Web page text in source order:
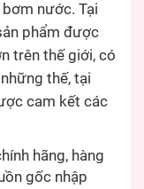
nước. Tại
phẩm được
trên thế giới, có
thế, tại
cam kết các
hãng, hàng
gốc nhập